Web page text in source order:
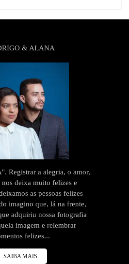
& ALANA
Registrar a alegria, o amor,
nos deixa muito felizes e
as pessoas felizes
imagino que, lá na frente,
adquiriu nossa fotografia
imagem e relembrar
felizes...
SAIBA MAIS